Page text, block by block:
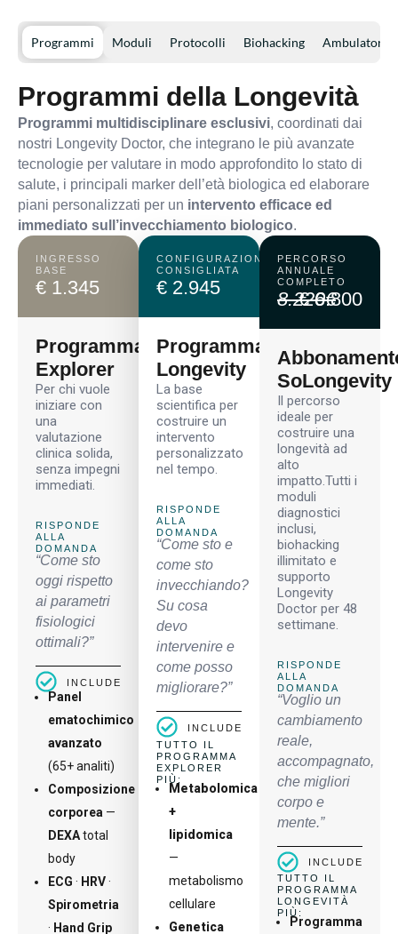
Programmi Moduli Protocolli Biohacking Ambulatori
Programmi della Longevità
Programmi multidisciplinare esclusivi, coordinati dai
nostri Longevity Doctor, che integrano le più avanzate
tecnologie per valutare in modo approfondito lo stato di
salute, i principali marker dell’età biologica ed elaborare
piani personalizzati per un intervento efficace ed
immediato sull’invecchiamento biologico.
INGRESSO
BASE
€ 1.345
Programma
Explorer
Per chi vuole
iniziare con
una
valutazione
clinica solida,
senza impegni
immediati.
RISPONDE
ALLA
DOMANDA
“Come sto
oggi rispetto
ai parametri
fisiologici
ottimali?”
INCLUDE
Panel
ematochimico
avanzato
(65+ analiti)
Composizione
corporea —
DEXAtotal
body
ECG · HRV·
Spirometria
· Hand Grip
CONFIGURAZIONE
CONSIGLIATA
€ 2.945
Programma
Longevity
La base
scientifica per
costruire un
intervento
personalizzato
nel tempo.
RISPONDE
ALLA
DOMANDA
“Come sto e
come sto
invecchiando?
Su cosa
devo
intervenire e
come posso
migliorare?”
INCLUDE
TUTTO IL
PROGRAMMA
EXPLORER
PIÙ:
Metabolomica
+
lipidomica
—
metabolismo
cellulare
Genetica
PERCORSO
ANNUALE
COMPLETO
8.220€
€ 6.800
SoLongevity
Il percorso
ideale per
costruire una
longevità ad
alto
impatto.Tutti i
moduli
diagnostici
inclusi,
biohacking
illimitato e
supporto
Longevity
Doctor per 48
settimane.
RISPONDE
ALLA
DOMANDA
“Voglio un
cambiamento
reale,
accompagnato,
che migliori
corpo e
mente.”
INCLUDE
TUTTO IL
PROGRAMMA
LONGEVITÀ
PIÙ:
Programma